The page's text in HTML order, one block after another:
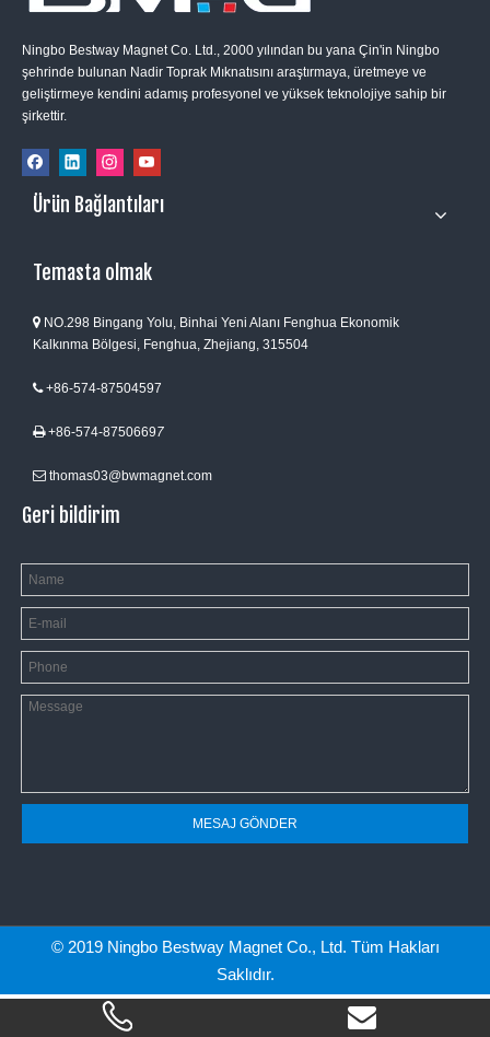
Ningbo Bestway Magnet Co. Ltd., 2000 yılından bu yana Çin'in Ningbo
şehrinde bulunan Nadir Toprak Mıknatısını araştırmaya, üretmeye ve
geliştirmeye kendini adamış profesyonel ve yüksek teknolojiye sahip bir
şirkettir.
Ürün Bağlantıları
Temasta olmak
 NO.298 Bingang Yolu, Binhai Yeni Alanı Fenghua Ekonomik
Kalkınma Bölgesi, Fenghua, Zhejiang, 315504
+86-574-87504597
+86-574-87506697
 thomas03@bwmagnet.com
Geri bildirim
MESAJ GÖNDER
© 2019 Ningbo Bestway Magnet Co., Ltd. Tüm Hakları
Saklıdır.